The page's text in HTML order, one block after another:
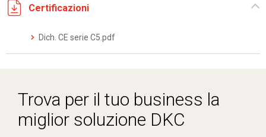
Certificazioni
Dich. CE serie C5.pdf
Trova per il tuo business la
miglior soluzione DKC